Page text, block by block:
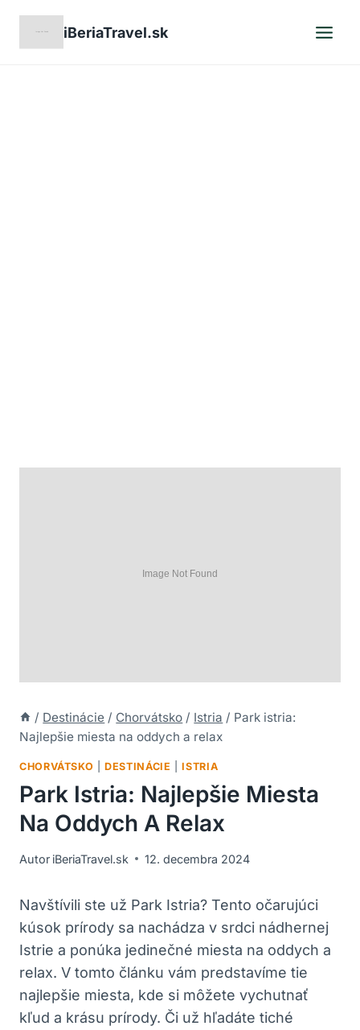
iBeriaTravel.sk
/ Destinácie / Chorvátsko / Istria / Park istria:
Najlepšie miesta na oddych a relax
CHORVÁTSKO |DESTINÁCIE |ISTRIA
Park Istria: Najlepšie Miesta
Na Oddych A Relax
Autor iBeriaTravel.sk 12. decembra 2024
Navštívili ste už Park Istria? Tento očarujúci
kúsok prírody sa nachádza v srdci nádhernej
Istrie a ponúka jedinečné miesta na oddych a
relax. V tomto článku vám predstavíme tie
najlepšie miesta, kde si môžete vychutnať
kľud a krásu prírody. Či už hľadáte tiché